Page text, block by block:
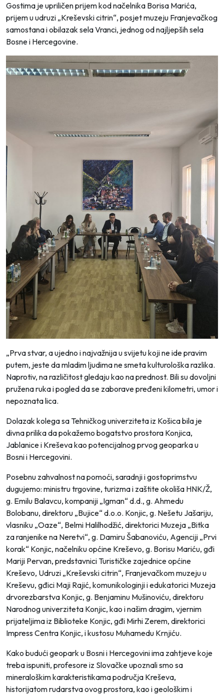
Gostima je upriličen prijem kod načelnika Borisa Marića,
prijem u udruzi „Kreševski citrin“, posjet muzeju Franjevačkog
samostana i obilazak sela Vranci, jednog od najljepših sela
Bosne i Hercegovine.
„Prva stvar, a ujedno i najvažnija u svijetu koji ne ide pravim
putem, jeste da mladim ljudima ne smeta kulturološka razlika.
Naprotiv, na različitost gledaju kao na prednost. Bili su dovoljni
pružena ruka i pogled da se zaborave pređeni kilometri, umor i
nepoznata lica.
Dolazak kolega sa Tehničkog univerziteta iz Košica bila je
divna prilika da pokažemo bogatstvo prostora Konjica,
Jablanice i Kreševa kao potencijalnog prvog geoparka u
Bosni i Hercegovini.
Posebnu zahvalnost na pomoći, saradnji i gostoprimstvu
dugujemo: ministru trgovine, turizma i zaštite okoliša HNK/Ž,
g. Emilu Balavcu, kompaniji „Igman“ d.d., g. Ahmedu
Bolobanu, direktoru „Bujice“ d.o.o. Konjic, g. Nešetu Jašariju,
vlasniku „Oaze“, Belmi Halilhodžić, direktorici Muzeja „Bitka
za ranjenike na Neretvi“, g. Damiru Šabanoviću, Agenciji „Prvi
korak“ Konjic, načelniku općine Kreševo, g. Borisu Mariću, gđi
Mariji Pervan, predstavnici Turističke zajednice općine
Kreševo, Udruzi „Kreševski citrin“, Franjevačkom muzeju u
Kreševu, gđici Maji Rajić, komunikologinji i edukatorici Muzeja
drvorezbarstva Konjic, g. Benjaminu Mušinoviću, direktoru
Narodnog univerziteta Konjic, kao i našim dragim, vjernim
prijateljima iz Biblioteke Konjic, gđi Mirhi Zerem, direktorici
Impress Centra Konjic, i kustosu Muhamedu Krnjiću.
Kako budući geopark u Bosni i Hercegovini ima zahtjeve koje
treba ispuniti, profesore iz Slovačke upoznali smo sa
mineraloškim karakteristikama područja Kreševa,
historijatom rudarstva ovog prostora, kao i geološkim i